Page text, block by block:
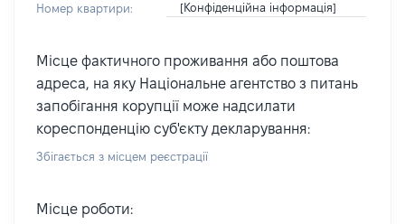
Номер квартири: [Конфіденційна інформація]
Місце фактичного проживання або поштова
адреса, на яку Національне агентство з питань
запобігання корупції може надсилати
кореспонденцію суб'єкту декларування:
Збігається з місцем реєстрації
Місце роботи: